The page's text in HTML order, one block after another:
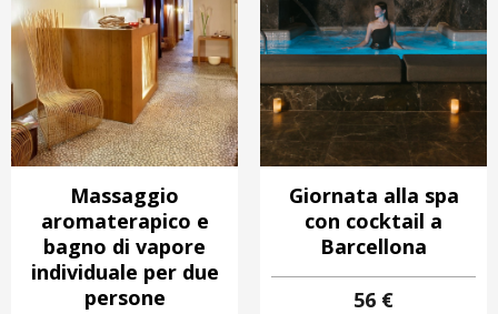
Massaggio
aromaterapico e
bagno di vapore
individuale per due
persone
Giornata alla spa
con cocktail a
Barcellona
56 €